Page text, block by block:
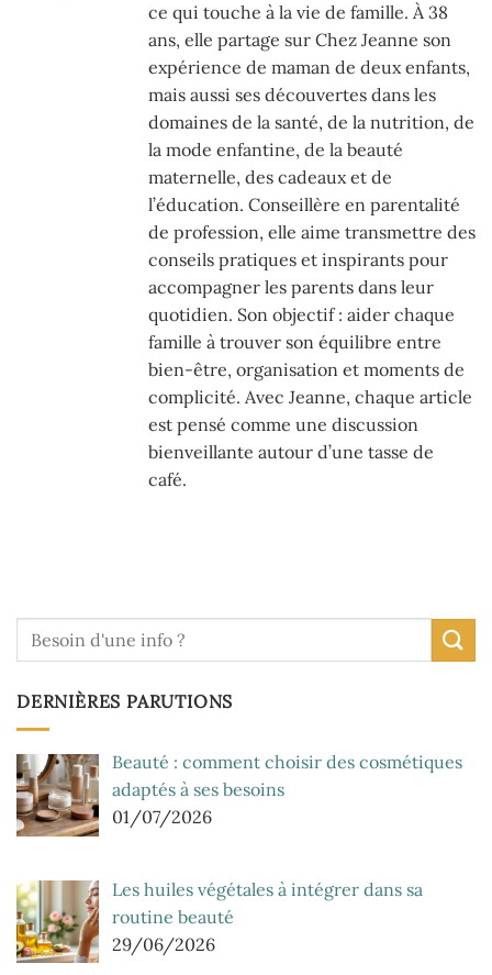
ce qui touche à la vie de famille. À 38
ans, elle partage sur Chez Jeanne son
expérience de maman de deux enfants,
mais aussi ses découvertes dans les
domaines de la santé, de la nutrition, de
la mode enfantine, de la beauté
maternelle, des cadeaux et de
l’éducation. Conseillère en parentalité
de profession, elle aime transmettre des
conseils pratiques et inspirants pour
accompagner les parents dans leur
quotidien. Son objectif : aider chaque
famille à trouver son équilibre entre
bien-être, organisation et moments de
complicité. Avec Jeanne, chaque article
est pensé comme une discussion
bienveillante autour d’une tasse de
café.
DERNIÈRES PARUTIONS
Beauté : comment choisir des cosmétiques
adaptés à ses besoins
01/07/2026
Les huiles végétales à intégrer dans sa
routine beauté
29/06/2026